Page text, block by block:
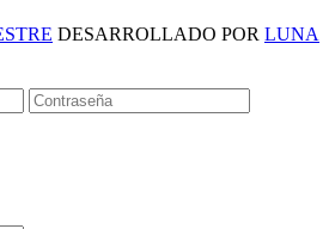
DESARROLLADO POR LUNA